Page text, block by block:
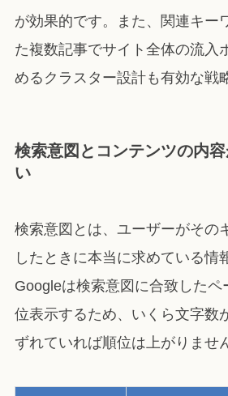
が効果的です。また、関連キー
た複数記事でサイト全体の流入
めるクラスター設計も有効な戦
検索意図とコンテンツの内
い
検索意図とは、ユーザーがその
したときに本当に求めている情
Googleは検索意図に合致したペ
位表示するため、いくら文字数
ずれていれば順位は上がりませ